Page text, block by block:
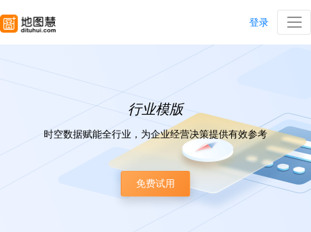
登录
行业模版
时空数据赋能全行业，为企业经营决策提供有效参考
免费试用